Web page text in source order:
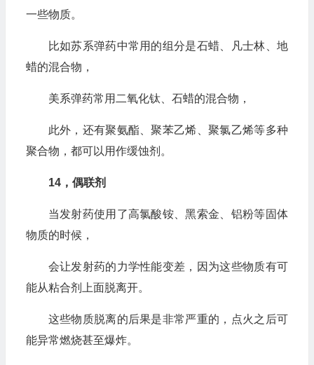
一些物质。
比如苏系弹药中常用的组分是石蜡、凡士林、地
蜡的混合物，
美系弹药常用二氧化钛、石蜡的混合物，
此外，还有聚氨酯、聚苯乙烯、聚氯乙烯等多种
聚合物，都可以用作缓蚀剂。
14，偶联剂
当发射药使用了高氯酸铵、黑索金、铝粉等固体
物质的时候，
会让发射药的力学性能变差，因为这些物质有可
能从粘合剂上面脱离开。
这些物质脱离的后果是非常严重的，点火之后可
能异常燃烧甚至爆炸。